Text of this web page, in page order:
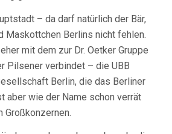
– da darf natürlich der Bär,
Maskottchen Berlins nicht fehlen.
mit dem zur Dr. Oetker Gruppe
Pilsener verbindet – die UBB
Berlin, die das Berliner
aber wie der Name schon verrät
Großkonzernen.